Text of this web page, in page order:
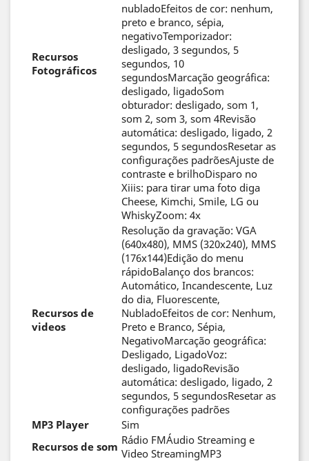
Recursos
Fotográficos
nubladoEfeitos de cor: nenhum,
preto e branco, sépia,
negativoTemporizador:
desligado, 3 segundos, 5
segundos, 10
segundosMarcação geográfica:
desligado, ligadoSom
obturador: desligado, som 1,
som 2, som 3, som 4Revisão
automática: desligado, ligado, 2
segundos, 5 segundosResetar as
configurações padrõesAjuste de
contraste e brilhoDisparo no
Xiiis: para tirar uma foto diga
Cheese, Kimchi, Smile, LG ou
WhiskyZoom: 4x
Recursos de
videos
Resolução da gravação: VGA
(640x480), MMS (320x240), MMS
(176x144)Edição do menu
rápidoBalanço dos brancos:
Automático, Incandescente, Luz
do dia, Fluorescente,
NubladoEfeitos de cor: Nenhum,
Preto e Branco, Sépia,
NegativoMarcação geográfica:
Desligado, LigadoVoz:
desligado, ligadoRevisão
automática: desligado, ligado, 2
segundos, 5 segundosResetar as
configurações padrões
MP3 Player
Sim
Recursos de som Rádio FMÁudio Streaming e
Video StreamingMP3